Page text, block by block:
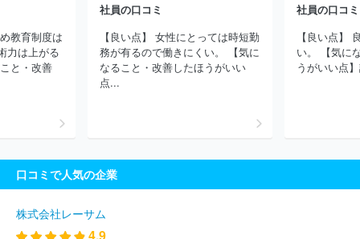
イハラ紙器株式会社
オークニ株式会社 明星産商株式会社
株
教育制度は
力は上がる
と・改善
社員の口コミ
【良い点】 女性にとっては時短勤
務が有るので働きにくい。 【気に
なること・改善したほうがいい
点...
社員の口コミ
【良い点】
い。 【気に
うがいい点
口コミで人気の企業
株式会社レーサム